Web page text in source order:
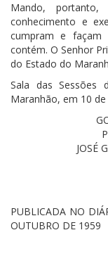
Mando,
conhecimento e
cumpram e façam
contém. O Senhor
do Estado do
Sala das Sessões
Maranhão, em 10
JOSÉ
PUBLICADA NO
OUTUBRO DE 1959